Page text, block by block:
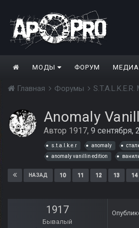
МОДЫ ФОРУМ МЕДИА
Главная Форумы
Anomaly
Автор 1917, 9 сентября,
s.t.a.l.k.e.r anomaly
anomaly vanillin edition
НАЗАД 10 11 12 13 14
1917
Бывалый